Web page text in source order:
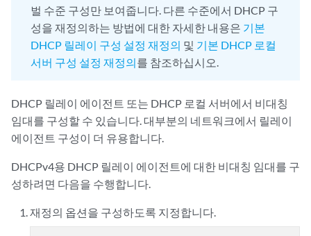
벌 수준 구성만 보여줍니다. 다른 수준에서 DHCP 구
성을 재정의하는 방법에 대한 자세한 내용은 기본
DHCP 릴레이 구성 설정 재정의 및 기본 DHCP 로컬
서버 구성 설정 재정의를 참조하십시오.
DHCP 릴레이 에이전트 또는 DHCP 로컬 서버에서 비대칭
임대를 구성할 수 있습니다. 대부분의 네트워크에서 릴레이
에이전트 구성이 더 유용합니다.
DHCPv4용 DHCP 릴레이 에이전트에 대한 비대칭 임대를 구
성하려면 다음을 수행합니다.
재정의 옵션을 구성하도록 지정합니다.